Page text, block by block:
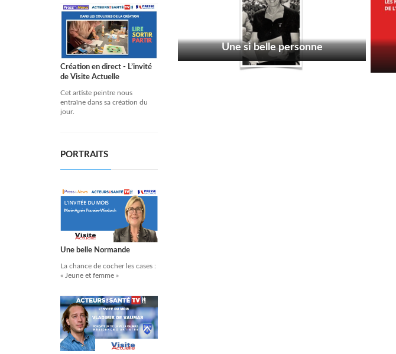
Création en direct - L’invité
de Visite Actuelle
Cet artiste peintre nous
entraîne dans sa création du
jour.
PORTRAITS
Une belle Normande
La chance de cocher les cases :
« Jeune et femme »
Une si belle personne